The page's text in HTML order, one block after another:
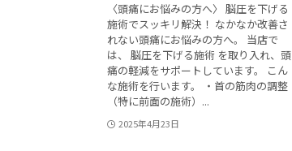
〈頭痛にお悩みの方へ〉 脳圧を下げる
施術でスッキリ解決！ なかなか改善さ
れない頭痛にお悩みの方へ。 当店で
は、 脳圧を下げる施術 を取り入れ、頭
痛の軽減をサポートしています。 こん
な施術を行います。 ・首の筋肉の調整
（特に前面の施術）...
2025年4月23日